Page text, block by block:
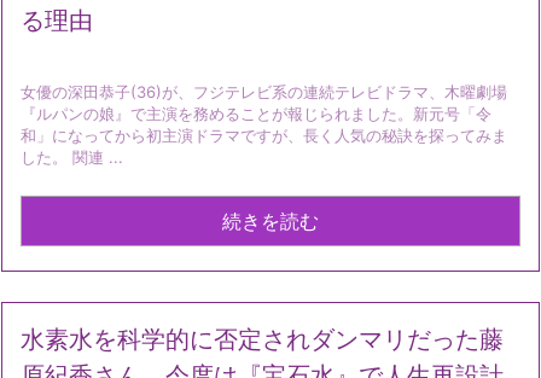
る理由
女優の深田恭子(36)が、フジテレビ系の連続テレビドラマ、木曜劇場
『ルパンの娘』で主演を務めることが報じられました。新元号「令
和」になってから初主演ドラマですが、長く人気の秘訣を探ってみま
した。 関連 ...
続きを読む
水素水を科学的に否定されダンマリだった藤